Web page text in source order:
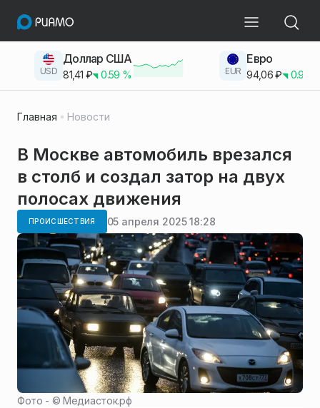
USD
Доллар США
81,41 ₽ 0.59 % EUR
Евро
94,06₽ 0.93
Главная Новости
В Москве автомобиль врезался
в столб и создал затор на двух
полосах движения
ПРОИСШЕСТВИЯ 05 апреля 2025 18:28
Фото - ©Медиасток.рф